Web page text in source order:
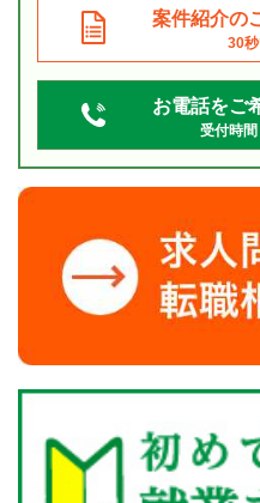
案件紹介の
30
お電話をご
受付時